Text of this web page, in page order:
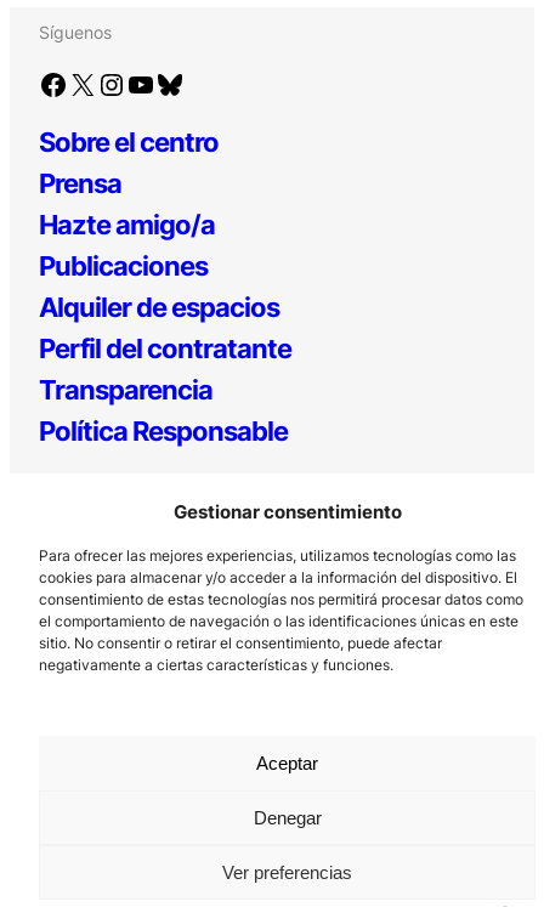
Gestionar consentimiento
Para ofrecer las mejores experiencias, utilizamos tecnologías como las
cookies para almacenar y/o acceder a la información del dispositivo. El
consentimiento de estas tecnologías nos permitirá procesar datos como
el comportamiento de navegación o las identificaciones únicas en este
sitio. No consentir o retirar el consentimiento, puede afectar
negativamente a ciertas características y funciones.
Aceptar
Denegar
Ver preferencias
Síguenos
Facebook X Instagram YouTube Bluesky
Sobre el centro
Prensa
Hazte amigo/a
Publicaciones
Alquiler de espacios
Perfil del contratante
Transparencia
Política Responsable
Los Prados, 121 – 33203 Gijón
985 185 577 – info@laboralcentrodearte.org